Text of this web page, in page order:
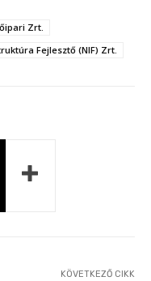
Zrt.
Fejlesztő (NIF) Zrt.
KÖVETKEZŐ CIKK